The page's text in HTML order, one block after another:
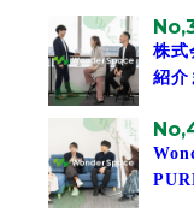
株式
紹介